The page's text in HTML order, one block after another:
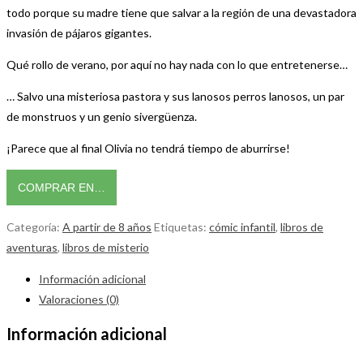
todo porque su madre tiene que salvar a la región de una devastadora
invasión de pájaros gigantes.
Qué rollo de verano, por aquí no hay nada con lo que entretenerse…
… Salvo una misteriosa pastora y sus lanosos perros lanosos, un par
de monstruos y un genio sivergüenza.
¡Parece que al final Olivia no tendrá tiempo de aburrirse!
COMPRAR EN…
Categoría: A partir de 8 años Etiquetas: cómic infantil, libros de
aventuras, libros de misterio
Información adicional
Valoraciones (0)
Información adicional